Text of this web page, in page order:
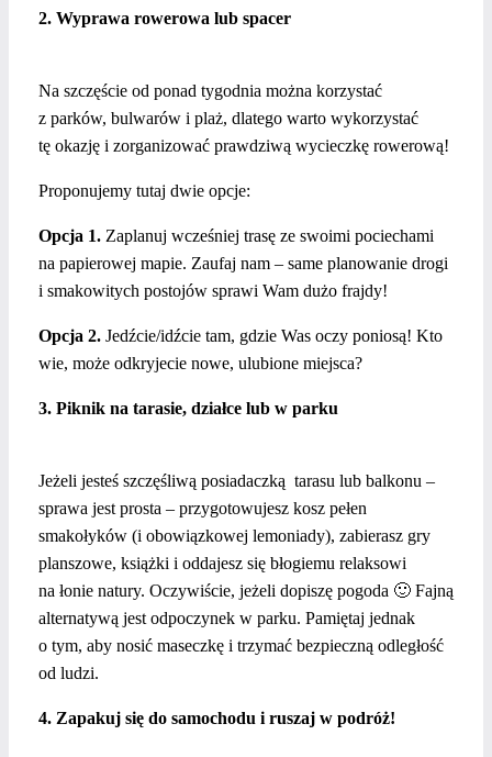
2. Wyprawa rowerowa lub spacer
Na szczęście od ponad tygodnia można korzystać
z parków, bulwarów i plaż, dlatego warto wykorzystać
tę okazję i zorganizować prawdziwą wycieczkę rowerową!
Proponujemy tutaj dwie opcje:
Opcja 1. Zaplanuj wcześniej trasę ze swoimi pociechami
na papierowej mapie. Zaufaj nam – same planowanie drogi
i smakowitych postojów sprawi Wam dużo frajdy!
Opcja 2. Jedźcie/idźcie tam, gdzie Was oczy poniosą! Kto
wie, może odkryjecie nowe, ulubione miejsca?
3. Piknik na tarasie, działce lub w parku
Jeżeli jesteś szczęśliwą posiadaczką tarasu lub balkonu –
sprawa jest prosta – przygotowujesz kosz pełen
smakołyków (i obowiązkowej lemoniady), zabierasz gry
planszowe, książki i oddajesz się błogiemu relaksowi
na łonie natury. Oczywiście, jeżeli dopiszę pogoda 🙂 Fajną
alternatywą jest odpoczynek w parku. Pamiętaj jednak
o tym, aby nosić maseczkę i trzymać bezpieczną odległość
od ludzi.
4. Zapakuj się do samochodu i ruszaj w podróż!